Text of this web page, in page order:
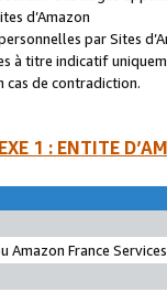
d’Amazon
par Sites
à titre indicatif
cas de contradiction.
1 : ENTITE
Amazon France